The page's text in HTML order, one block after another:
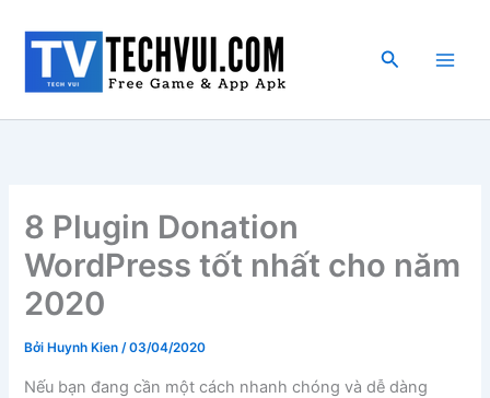
dung
Tìm
8 Plugin Donation
WordPress tốt nhất cho năm
2020
Bởi Huynh Kien/03/04/2020
Nếu bạn đang cần một cách nhanh chóng và dễ dàng